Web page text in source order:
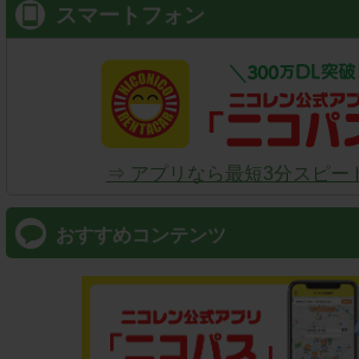
スマートフォン
⇒ アプリなら最短3分スピー
おすすめコンテンツ